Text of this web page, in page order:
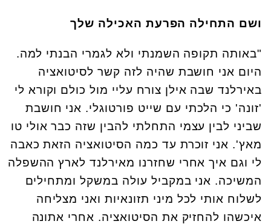
ושם התחילה הפרעת האכילה שלך
"באותה תקופה השמנתי ולא לגמרי הבנתי למה.
היום אני חושבת שהיה לזה קשר לסיטואציה
באירלנד שבה אילן צורח עליי מול כולם וקורא לי
'זונה' כי הלכתי עם שייט פורטוגלי. אני חושבת
שביני לבין עצמי התחלתי להבין שזה כבר אולי טו
מאץ'. אני זוכרת עד כמה הסיטואציה הזאת כאבה
לי וגם איך אחרי שחזרנו מאירלנד לארץ ההשפלה
המשיכה. אני במקביל עולה במשקל ומתחילים
לשלוח אותי לכל מיני תזונאיות ואני מצליחה
איכשהו להחזיק את הסיטואציה. אחרי אתונה